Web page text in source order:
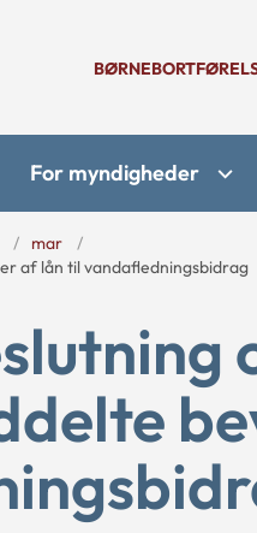
For myndigheder
mar
af lån til vandafledningsbidrag